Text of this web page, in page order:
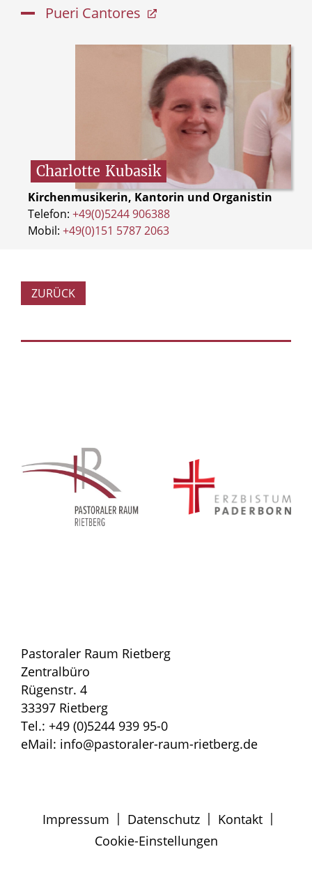
Pueri Cantores
Charlotte Kubasik
Kirchenmusikerin, Kantorin und Organistin
Telefon: +49(0)5244 906388
Mobil: +49(0)151 5787 2063
ZURÜCK
Pastoraler Raum Rietberg
Zentralbüro
Rügenstr. 4
33397 Rietberg
Tel.: +49 (0)5244 939 95-0
eMail: info@pastoraler-raum-rietberg.de
Impressum | Datenschutz | Kontakt |
Cookie-Einstellungen